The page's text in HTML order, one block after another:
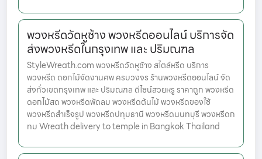
พวงหรีดวัดหูช้าง พวงหรีดออนไลน์ บริการจัด
ส่งพวงหรีดในกรุงเทพ และ ปริมณฑล
StyleWreath.com พวงหรีดวัดหูช้าง สไตล์หรีด บริการ
พวงหรีด ดอกไม้จัดงานศพ ครบวงจร ร้านพวงหรีดออนไลน์ จัด
ส่งทั่วเขตกรุงเทพ และ ปริมณฑล ดีไซน์สวยหรู ราคาถูก พวงหรีด
ดอกไม้สด พวงหรีดพัดลม พวงหรีดต้นไม้ พวงหรีดของใช้
พวงหรีดสำเร็จรูป พวงหรีดปทุมธานี พวงหรีดนนทบุรี พวงหรีดก
ทม Wreath delivery to temple in Bangkok Thailand